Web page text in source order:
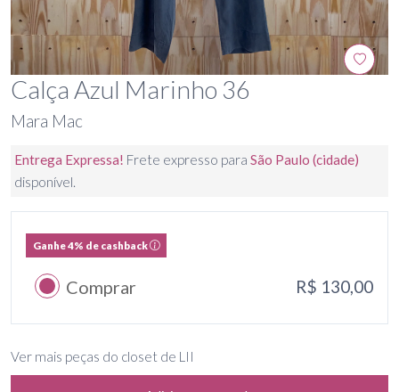
Calça Azul Marinho 36
Mara Mac
Entrega Expressa! Frete expresso para São Paulo (cidade)
disponível.
Ganhe 4% de cashback
Comprar R$ 130,00
Ver mais peças do closet de LII